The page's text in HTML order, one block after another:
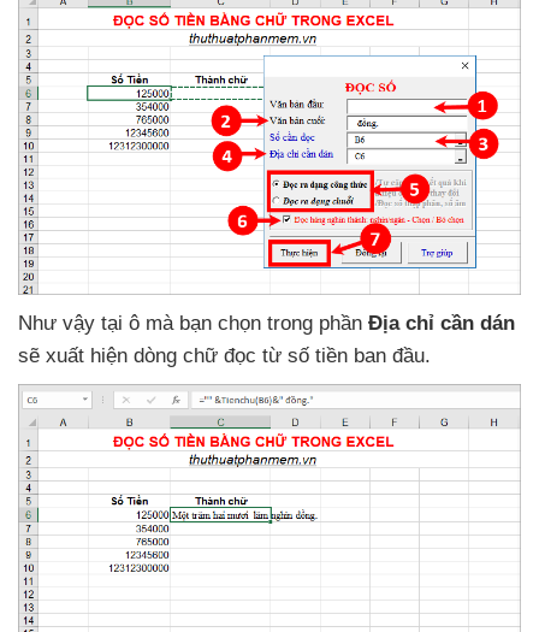
Như vậy tại ô mà bạn chọn trong phần Địa chỉ cần dán
sẽ xuất hiện dòng chữ đọc từ số tiền ban đầu.